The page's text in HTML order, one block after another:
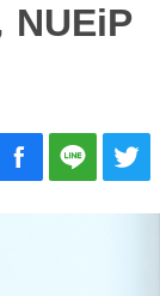
NUEiP